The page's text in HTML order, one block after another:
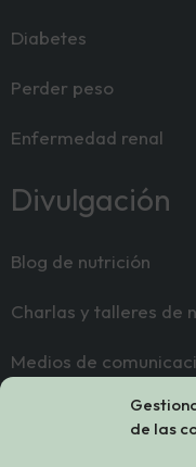
de las
Diabetes
Perder peso
Enfermedad renal
Divulgación
Blog de nutrición
Charlas y talleres de
Medios de
Contacto